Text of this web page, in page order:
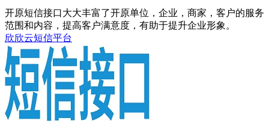
开原短信接口大大丰富了开原单位，企业，商家，客户的服务
范围和内容，提高客户满意度，有助于提升企业形象。
欣欣云短信平台